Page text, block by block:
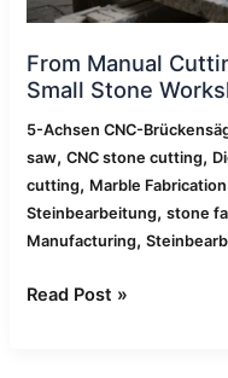
From Manual
Small Stone
5-Achsen CNC-
saw,CNC stone cutting,
cutting, Marble Fabrication
Steinbearbeitung,stone
Manufacturing,
Transformation
Read Post »